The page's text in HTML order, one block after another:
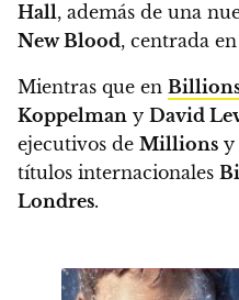
Hall, además de una
New Blood, centrada en
Mientras que en
Koppelman y David
ejecutivos de Millions y
títulos internacionales
Londres.